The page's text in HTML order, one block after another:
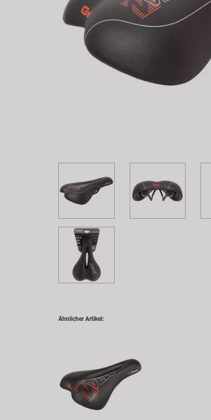
Ähnlicher Artikel: